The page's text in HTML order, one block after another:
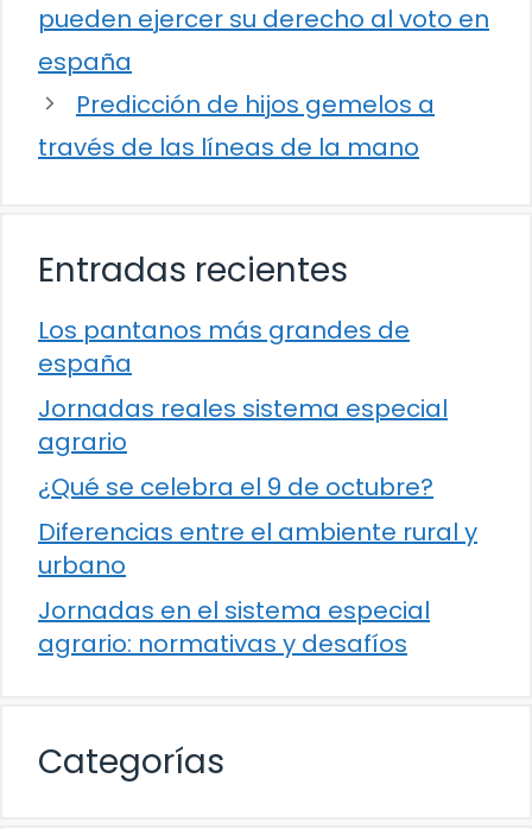
pueden ejercer su derecho al voto en
españa
Predicción de hijos gemelos a
través de las líneas de la mano
Entradas recientes
Los pantanos más grandes de
españa
Jornadas reales sistema especial
agrario
¿Qué se celebra el 9 de octubre?
Diferencias entre el ambiente rural y
urbano
Jornadas en el sistema especial
agrario: normativas y desafíos
Categorías